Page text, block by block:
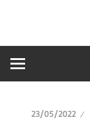
23/05/2022